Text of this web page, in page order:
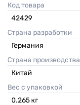
Код товара
42429
Страна разработки
Германия
Страна производства
Китай
Вес с упаковкой
0.265 кг